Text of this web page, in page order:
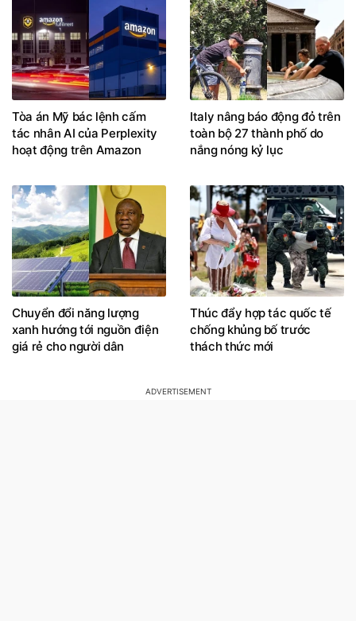
Tòa án Mỹ bác lệnh cấm
tác nhân AI của Perplexity
hoạt động trên Amazon
Italy nâng báo động đỏ trên
toàn bộ 27 thành phố do
nắng nóng kỷ lục
Chuyển đổi năng lượng
xanh hướng tới nguồn điện
giá rẻ cho người dân
Thúc đẩy hợp tác quốc tế
chống khủng bố trước
thách thức mới